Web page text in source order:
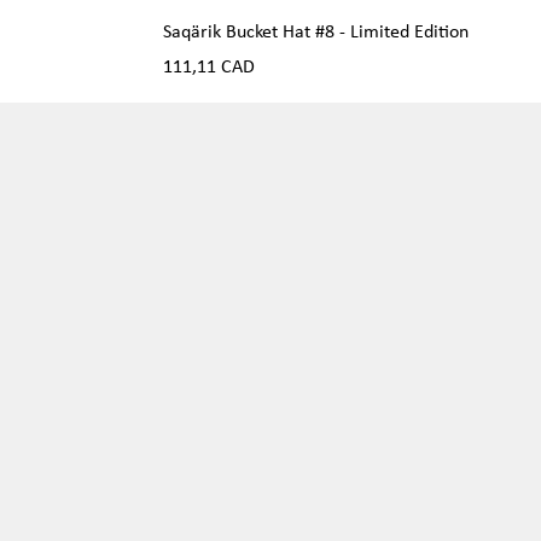
Saqärik Bucket Hat #8 - Limited Edition
Precio
111,11 CAD